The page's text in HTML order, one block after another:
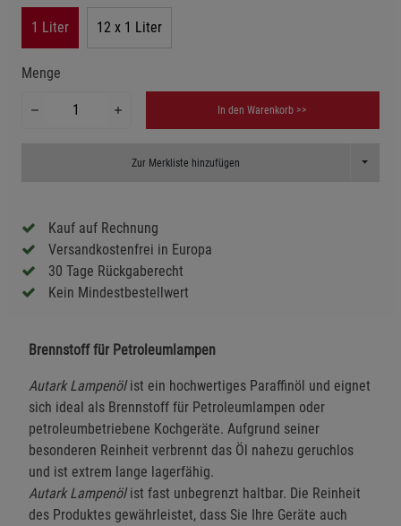
1 Liter 12 x 1 Liter
Menge
In den Warenkorb >>
Zur Merkliste hinzufügen Toggle
Kauf auf Rechnung
Versandkostenfrei in Europa
30 Tage Rückgaberecht
Kein Mindestbestellwert
Brennstoff für Petroleumlampen
Autark Lampenölist ein hochwertiges Paraffinöl und eignet
sich ideal als Brennstoff für Petroleumlampen oder
petroleumbetriebene Kochgeräte. Aufgrund seiner
besonderen Reinheit verbrennt das Öl nahezu geruchlos
und ist extrem lange lagerfähig.
Autark Lampenölist fast unbegrenzt haltbar. Die Reinheit
des Produktes gewährleistet, dass Sie Ihre Geräte auch